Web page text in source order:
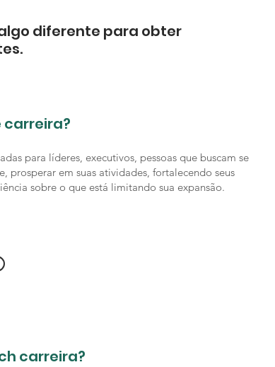
diferente para obter
carreira?
para líderes, executivos, pessoas que buscam se
prosperar em suas atividades, fortalecendo seus
sobre o que está limitando sua expansão.
carreira?